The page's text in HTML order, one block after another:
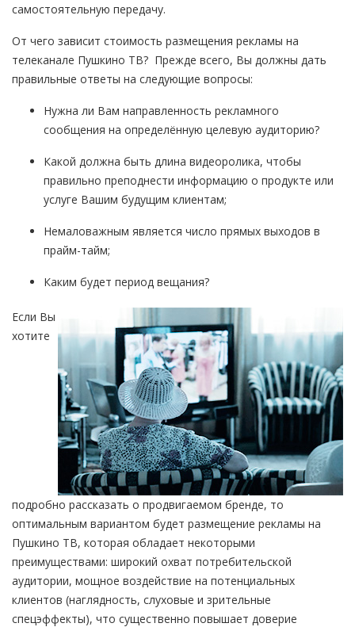
самостоятельную передачу.
От чего зависит стоимость размещения рекламы на
телеканале Пушкино ТВ? Прежде всего, Вы должны дать
правильные ответы на следующие вопросы:
Нужна ли Вам направленность рекламного
сообщения на определённую целевую аудиторию?
Какой должна быть длина видеоролика, чтобы
правильно преподнести информацию о продукте или
услуге Вашим будущим клиентам;
Немаловажным является число прямых выходов в
прайм-тайм;
Каким будет период вещания?
Если Вы
хотите
подробно рассказать о продвигаемом бренде, то
оптимальным вариантом будет размещение рекламы на
Пушкино ТВ, которая обладает некоторыми
преимуществами: широкий охват потребительской
аудитории, мощное воздействие на потенциальных
клиентов (наглядность, слуховые и зрительные
спецэффекты), что существенно повышает доверие